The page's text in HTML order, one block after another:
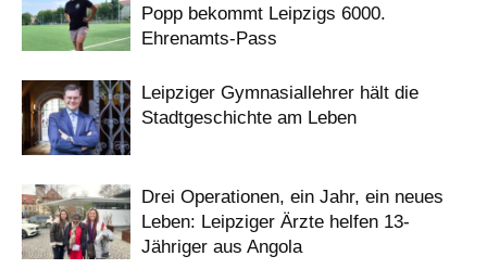
Popp bekommt Leipzigs 6000.
Ehrenamts-Pass
Leipziger Gymnasiallehrer hält die
Stadtgeschichte am Leben
Drei Operationen, ein Jahr, ein neues
Leben: Leipziger Ärzte helfen 13-
Jähriger aus Angola